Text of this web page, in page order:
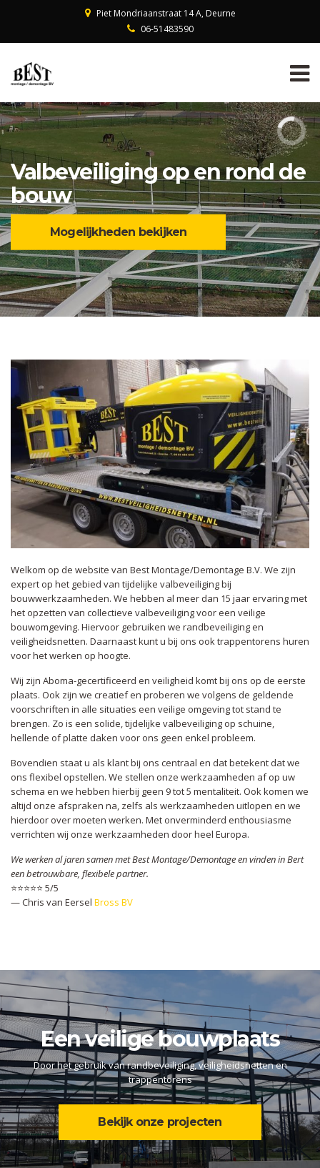
Piet Mondriaanstraat 14 A, Deurne
06-51483590
Valbeveiliging op en rond de
bouw
Mogelijkheden bekijken
Welkom op de website van Best Montage/Demontage B.V. We zijn
expert op het gebied van tijdelijke valbeveiliging bij
bouwwerkzaamheden. We hebben al meer dan 15 jaar ervaring met
het opzetten van collectieve valbeveiliging voor een veilige
bouwomgeving. Hiervoor gebruiken we randbeveiliging en
veiligheidsnetten. Daarnaast kunt u bij ons ook trappentorens huren
voor het werken op hoogte.
Wij zijn Aboma-gecertificeerd en veiligheid komt bij ons op de eerste
plaats. Ook zijn we creatief en proberen we volgens de geldende
voorschriften in alle situaties een veilige omgeving tot stand te
brengen. Zo is een solide, tijdelijke valbeveiliging op schuine,
hellende of platte daken voor ons geen enkel probleem.
Bovendien staat u als klant bij ons centraal en dat betekent dat we
ons flexibel opstellen. We stellen onze werkzaamheden af op uw
schema en we hebben hierbij geen 9 tot 5 mentaliteit. Ook komen we
altijd onze afspraken na, zelfs als werkzaamheden uitlopen en we
hierdoor over moeten werken. Met onverminderd enthousiasme
verrichten wij onze werkzaamheden door heel Europa.
We werken al jaren samen met Best Montage/Demontage en vinden in Bert
een betrouwbare, flexibele partner.
⭐️⭐️⭐️⭐️⭐️ 5/5
— Chris van Eersel Bross BV
Een veilige bouwplaats
Door het gebruik van randbeveiliging, veiligheidsnetten en
trappentorens
Bekijk onze projecten